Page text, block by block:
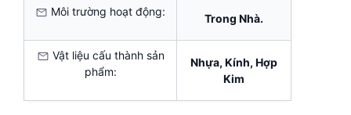
Môi trường hoạt động:
Trong Nhà.
Vật liệu cấu thành sản
phẩm:
Nhựa, Kính, Hợp
Kim